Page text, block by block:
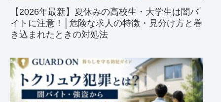
【2026年最新】夏休みの高校生・大学生は闇バ
イトに注意！│危険な求人の特徴・見分け方と巻
き込まれたときの対処法